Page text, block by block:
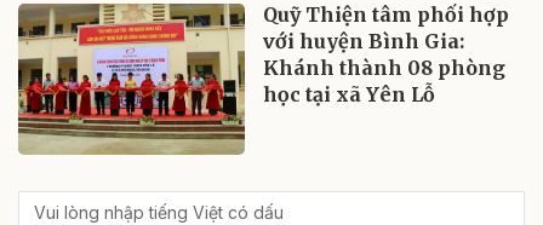
Quỹ Thiện tâm phối hợp
với huyện Bình Gia:
Khánh thành 08 phòng
học tại xã Yên Lỗ